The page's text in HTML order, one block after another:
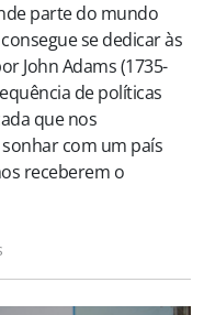
parte do mundo
se dedicar às
John Adams (1735-
de políticas
que nos
com um país
receberem o